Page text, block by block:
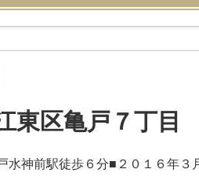
東区亀戸７丁目
水神前駅徒歩６分■２０１６年